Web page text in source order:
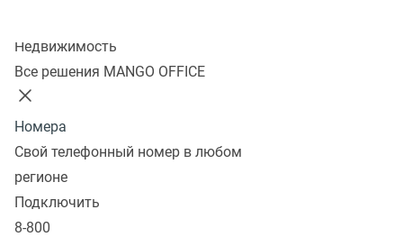
Недвижимость
Все решения MANGO OFFICE
Номера
Свой телефонный номер в любом
регионе
Подключить
8-800
Из чего состоит рабочее
место оператора колл-
центра